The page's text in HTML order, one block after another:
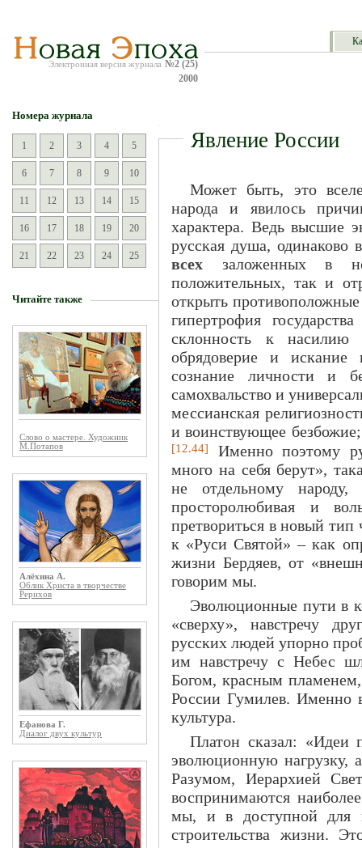
Электронная версия журнала №2 (25)
2000
Номера журнала
1 2 3 4 5
6 7 8 9 10
11 12 13 14 15
16 17 18 19 20
21 22 23 24 25
Читайте также
Слово о мастере. Художник
М.Потапов
Алёхина А.
Облик Христа в творчестве
Рерихов
Ефанова Г.
Диалог двух культур
Явление России
Может быть, это
народа и явилось
характера. Ведь высшие
русская душа, одинаково
всех заложенных в
положительных, так и
открыть
гипертрофия
склонность к насилию
обрядоверие и искание
сознание личности и
самохвальство и
мессианская
и воинствующее
[12.44]
Именно поэтому
много на себя берут»,
не отдельному
просторолюбивая и
претвориться в новый тип
к «Руси Святой» – как
жизни Бердяев, от
говорим мы.
Эволюционные пути в
«сверху», навстречу
русских людей упорно
им навстречу с Небес
Богом, красным
России Гумилев. Именно
культура.
Платон сказал: «Идеи
эволюционную нагрузку,
Разумом, Иерархией
воспринимаются
мы, и в доступной для
строительства жизни.